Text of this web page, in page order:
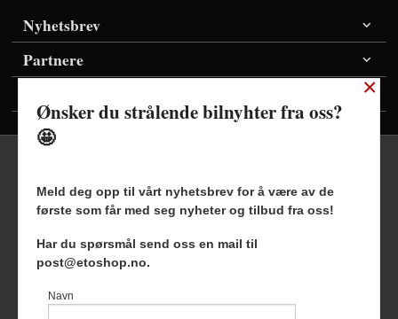
Nyhetsbrev
Partnere
Frakt Kjøpsbetingelser Sikkerhet og personvern
Nyhetsbrev Blogg
Foretaksregisteret 927127954
×
Ønsker du strålende bilnyhter fra oss?
🤩
Meld deg opp til vårt nyhetsbrev for å være av de
første som får med seg nyheter og tilbud fra oss!
Har du spørsmål send oss en mail til
post@etoshop.no.
Navn